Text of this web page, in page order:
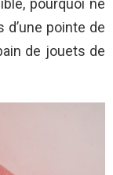
pourquoi ne
d’une pointe de
de jouets de